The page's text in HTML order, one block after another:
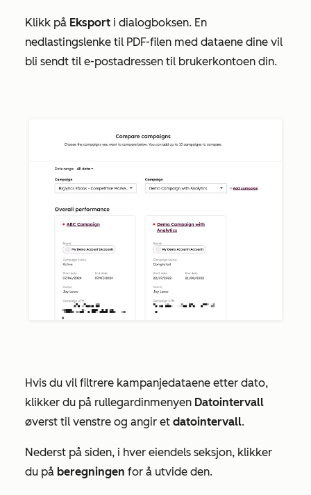
Klikk på Eksport i dialogboksen. En
nedlastingslenke til PDF-filen med dataene dine vil
bli sendt til e-postadressen til brukerkontoen din.
Hvis du vil filtrere kampanjedataene etter dato,
klikker du på rullegardinmenyen Datointervall
øverst til venstre og angir et datointervall.
Nederst på siden, i hver eiendels seksjon, klikker
du på beregningen for å utvide den.